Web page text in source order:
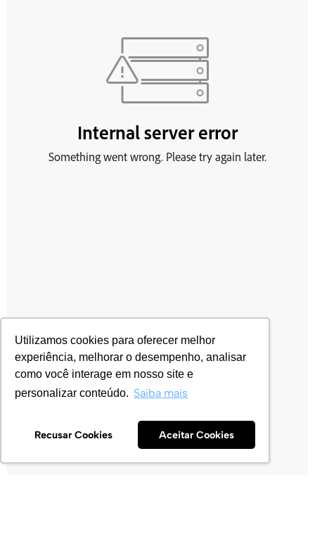
Utilizamos cookies para oferecer melhor
experiência, melhorar o desempenho, analisar
como você interage em nosso site e
personalizar conteúdo. Saiba mais
Recusar Cookies Aceitar Cookies